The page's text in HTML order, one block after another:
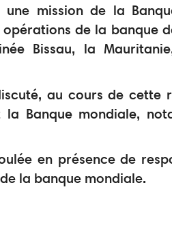
une mission de la
de la banque
Bissau, la
au cours de cette
Banque mondiale,
en présence de
la banque mondiale.